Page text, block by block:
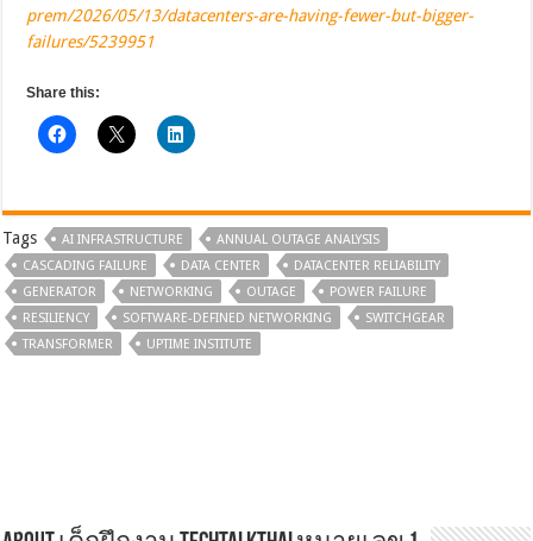
prem/2026/05/13/datacenters-are-having-fewer-but-bigger-
failures/5239951
Share this:
Tags AI INFRASTRUCTURE
ANNUAL OUTAGE ANALYSIS
CASCADING FAILURE
DATA CENTER
DATACENTER RELIABILITY
GENERATOR
NETWORKING OUTAGE
POWER FAILURE
RESILIENCY
SOFTWARE-DEFINED NETWORKING
SWITCHGEAR
TRANSFORMER
UPTIME INSTITUTE